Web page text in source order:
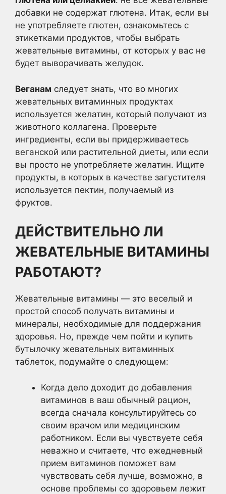
добавки не содержат глютена. Итак, если вы
не употребляете глютен, ознакомьтесь с
этикетками продуктов, чтобы выбрать
жевательные витамины, от которых у вас не
будет выворачивать желудок.
Веганам следует знать, что во многих
жевательных витаминных продуктах
используется желатин, который получают из
животного коллагена. Проверьте
ингредиенты, если вы придерживаетесь
веганской или растительной диеты, или если
вы просто не употребляете желатин. Ищите
продукты, в которых в качестве загустителя
используется пектин, получаемый из
фруктов.
ДЕЙСТВИТЕЛЬНО ЛИ
ЖЕВАТЕЛЬНЫЕ ВИТАМИНЫ
РАБОТАЮТ?
Жевательные витамины — это веселый и
простой способ получать витамины и
минералы, необходимые для поддержания
здоровья. Но, прежде чем пойти и купить
бутылочку жевательных витаминных
таблеток, подумайте о следующем:
Когда дело доходит до добавления
витаминов в ваш обычный рацион,
всегда сначала консультируйтесь со
своим врачом или медицинским
работником. Если вы чувствуете себя
неважно и считаете, что ежедневный
прием витаминов поможет вам
чувствовать себя лучше, возможно, в
основе проблемы со здоровьем лежит